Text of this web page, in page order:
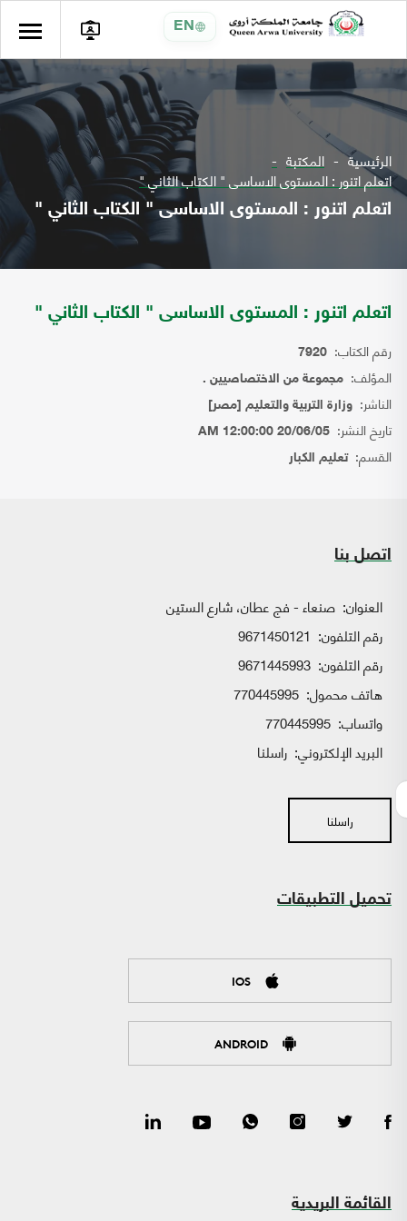
EN
الرئيسية المكتبة
اتعلم اتنور : المستوى الاساسى " الكتاب الثاني "
اتعلم اتنور : المستوى الاساسى " الكتاب الثاني "
اتعلم اتنور : المستوى الاساسى " الكتاب الثاني "
رقم الكتاب: 7920
المؤلف: مجموعة من الاختصاصيين .
الناشر: وزارة التربية والتعليم [مصر]
تاريخ النشر: 20/06/05 12:00:00 AM
القسم:تعليم الكبار
اتصل بنا
العنوان: صنعاء - فج عطان، شارع الستين
رقم التلفون: 9671450121
رقم التلفون: 9671445993
هاتف محمول: 770445995
واتساب:
البريد الإلكتروني: راسلنا
راسلنا
تحميل التطبيقات
IOS
ANDROID
القائمة البريدية